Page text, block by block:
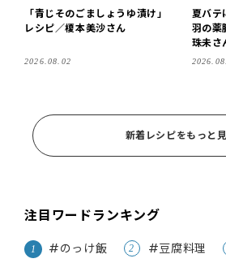
「青じそのごましょうゆ漬け」
レシピ／榎本美沙さん
2026.08.02
夏バテ
羽の薬
珠未さ
新着レシピをもっと
注目ワードランキング
#のっけ飯 #豆腐料理